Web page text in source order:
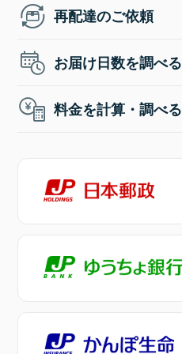
再配達のご依頼
お届け日数を調べる
料金を計算・調べる